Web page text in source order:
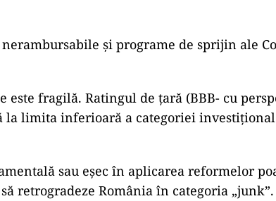
nerambursabile și programe de sprijin ale
este fragilă. Ratingul de țară (BBB- cu
la limita inferioară a categoriei
sau eșec în aplicarea reformelor
retrogradeze România în categoria „junk”.